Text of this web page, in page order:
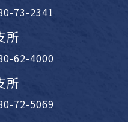
73-2341
所
62-4000
所
72-5069